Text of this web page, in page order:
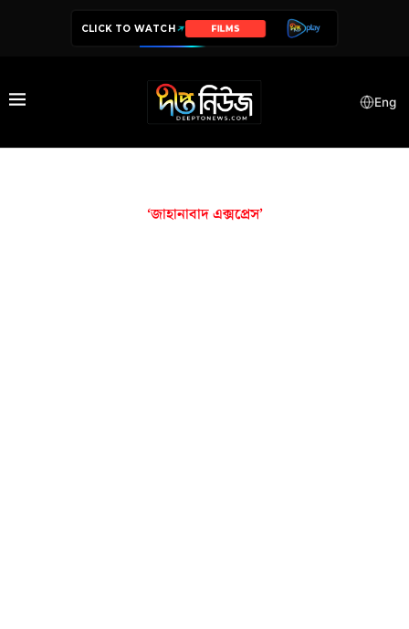
CLICK TO WATCH FILMS
Eng
‘জাহানাবাদ এক্সপ্রেস’